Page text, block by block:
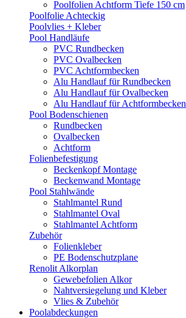
Poolfolien Achtform Tiefe 150 cm
Poolfolie Achteckig
Poolvlies + Kleber
Pool Handläufe
PVC Rundbecken
PVC Ovalbecken
PVC Achtformbecken
Alu Handlauf für Rundbecken
Alu Handlauf für Ovalbecken
Alu Handlauf für Achtformbecken
Pool Bodenschienen
Rundbecken
Ovalbecken
Achtform
Folienbefestigung
Beckenkopf Montage
Beckenwand Montage
Pool Stahlwände
Stahlmantel Rund
Stahlmantel Oval
Stahlmantel Achtform
Zubehör
Folienkleber
PE Bodenschutzplane
Renolit Alkorplan
Gewebefolien Alkor
Nahtversiegelung und Kleber
Vlies & Zubehör
Poolabdeckungen